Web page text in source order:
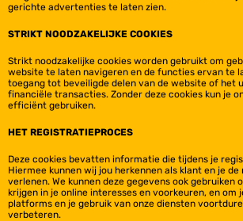
gerichte advertenties te laten zien.
STRIKT NOODZAKELIJKE COOKIES
Strikt noodzakelijke cookies worden gebruikt om
website te laten navigeren en de functies ervan te
toegang tot beveiligde delen van de website of het
financiële transacties. Zonder deze cookies kun je
efficiënt gebruiken.
HET REGISTRATIEPROCES
Deze cookies bevatten informatie die tijdens je
Hiermee kunnen wij jou herkennen als klant en je de
verlenen. We kunnen deze gegevens ook gebruiken
krijgen in je online interesses en voorkeuren, en om
platforms en je gebruik van onze diensten
verbeteren.